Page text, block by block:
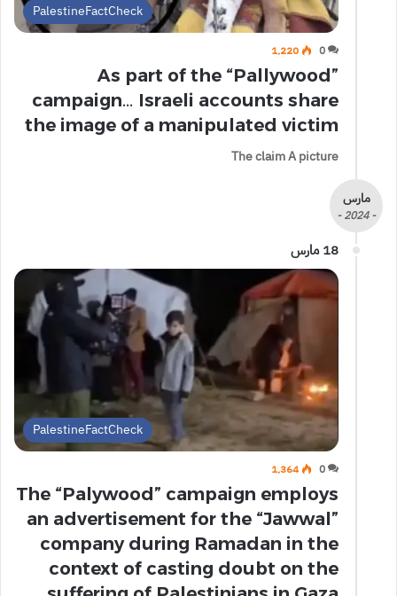
PalestineFactCheck
0 1٬220
As part of the “Pallywood”
campaign… Israeli accounts share
the image of a manipulated victim
The claim A picture
مارس
- 2024 -
18 مارس
PalestineFactCheck
0 1٬364
The “Palywood” campaign employs
an advertisement for the “Jawwal”
company during Ramadan in the
context of casting doubt on the